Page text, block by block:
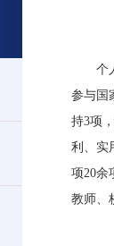
个
参与国
持3项
利、实
项20余
教师、